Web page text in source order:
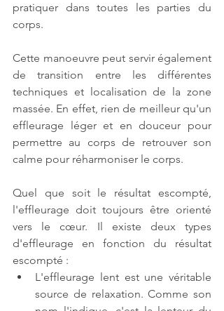
pratiquer dans toutes les parties du
corps.
Cette manoeuvre peut servir également
de transition entre les différentes
techniques et localisation de la zone
massée. En effet, rien de meilleur qu'un
effleurage léger et en douceur pour
permettre au corps de retrouver son
calme pour réharmoniser le corps.
Quel que soit le résultat escompté,
l'effleurage doit toujours être orienté
vers le cœur. Il existe deux types
d'effleurage en fonction du résultat
escompté :
L'effleurage lent est une véritable
source de relaxation. Comme son